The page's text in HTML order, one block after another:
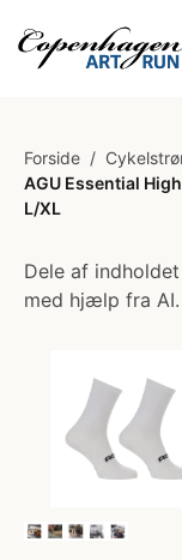
Forside /
AGU Essential
L/XL
Dele af
med hjælp fra AI.